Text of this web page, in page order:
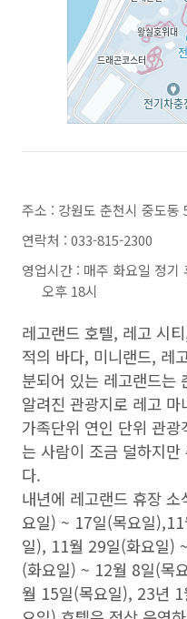
주소 : 강원도 춘천시 중도동
연락처 : 033-815-2300
영업시간 : 매주 화요일 정
오후 18시
레고랜드 호텔, 레고 시
적의 바다, 미니랜드, 레
분되어 있는 레고랜드는
알려진 관광지로 레고
가족단위 연인 단위 관
는 사람이 조금 덜하지
다.
내년에 레고랜드 휴장
요일) ~ 17일(목요일
일), 11월 29일(화요일)
(화요일) ~ 12월 8일(목
월 15일(목요일), 23년